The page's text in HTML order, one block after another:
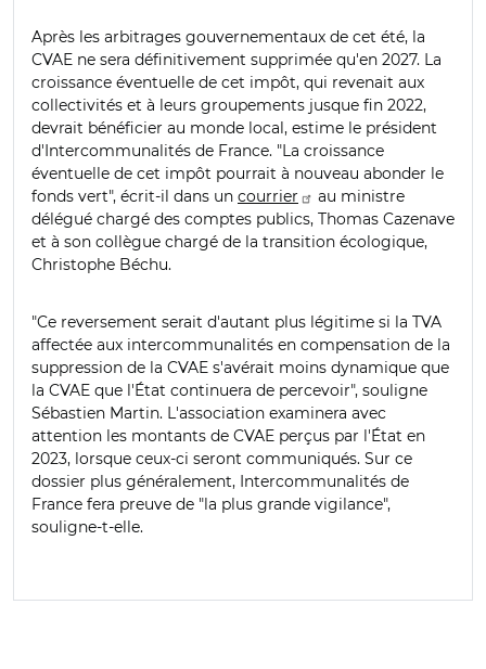
Après les arbitrages gouvernementaux de cet été, la
CVAE ne sera définitivement supprimée qu'en 2027. La
croissance éventuelle de cet impôt, qui revenait aux
collectivités et à leurs groupements jusque fin 2022,
devrait bénéficier au monde local, estime le président
d'Intercommunalités de France. "La croissance
éventuelle de cet impôt pourrait à nouveau abonder le
fonds vert", écrit-il dans un courrier
au ministre
délégué chargé des comptes publics, Thomas Cazenave
et à son collègue chargé de la transition écologique,
Christophe Béchu.
"Ce reversement serait d'autant plus légitime si la TVA
affectée aux intercommunalités en compensation de la
suppression de la CVAE s'avérait moins dynamique que
la CVAE que l'État continuera de percevoir", souligne
Sébastien Martin. L'association examinera avec
attention les montants de CVAE perçus par l'État en
2023, lorsque ceux-ci seront communiqués. Sur ce
dossier plus généralement, Intercommunalités de
France fera preuve de "la plus grande vigilance",
souligne-t-elle.